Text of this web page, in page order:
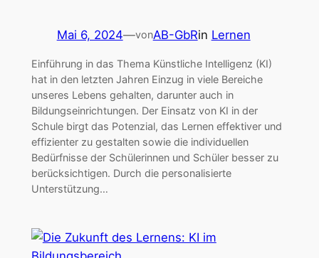
Mai 6, 2024—vonAB-GbRin Lernen
Einführung in das Thema Künstliche Intelligenz (KI)
hat in den letzten Jahren Einzug in viele Bereiche
unseres Lebens gehalten, darunter auch in
Bildungseinrichtungen. Der Einsatz von KI in der
Schule birgt das Potenzial, das Lernen effektiver und
effizienter zu gestalten sowie die individuellen
Bedürfnisse der Schülerinnen und Schüler besser zu
berücksichtigen. Durch die personalisierte
Unterstützung…